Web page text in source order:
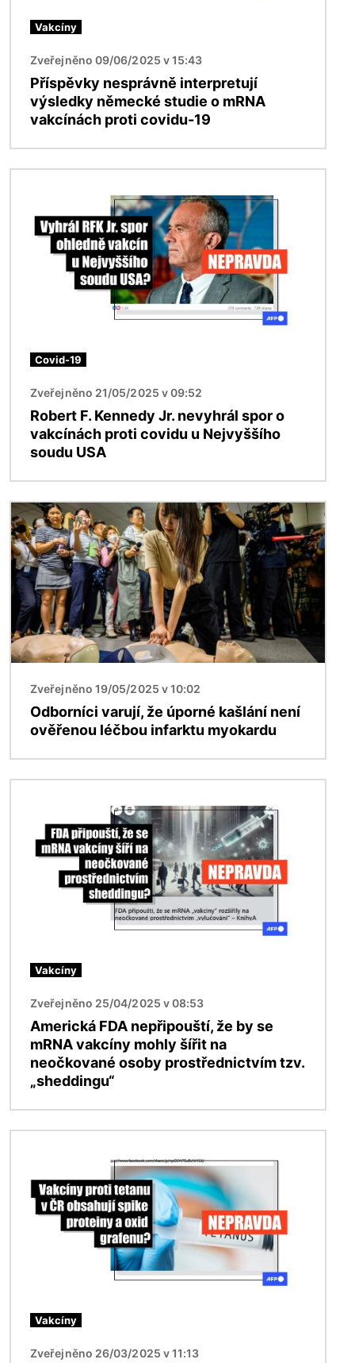
Vakcíny
Zveřejněno 09/06/2025 v 15:43
Příspěvky nesprávně interpretují
výsledky německé studie o mRNA
vakcínách proti covidu-19
Covid-19
Zveřejněno 21/05/2025 v 09:52
Robert F. Kennedy Jr. nevyhrál spor o
vakcínách proti covidu u Nejvyššího
soudu USA
Obrázek
Zveřejněno 19/05/2025 v 10:02
Odborníci varují, že úporné kašlání není
ověřenou léčbou infarktu myokardu
Vakcíny
Zveřejněno 25/04/2025 v 08:53
Americká FDA nepřipouští, že by se
mRNA vakcíny mohly šířit na
neočkované osoby prostřednictvím tzv.
„sheddingu“
Vakcíny
Zveřejněno 26/03/2025 v 11:13